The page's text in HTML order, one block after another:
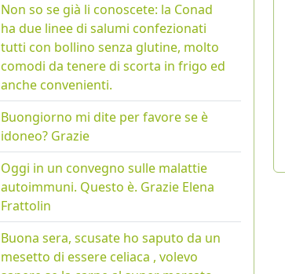
Non so se già li conoscete: la Conad
ha due linee di salumi confezionati
tutti con bollino senza glutine, molto
comodi da tenere di scorta in frigo ed
anche convenienti.
Buongiorno mi dite per favore se è
idoneo? Grazie
Oggi in un convegno sulle malattie
autoimmuni. Questo è. Grazie Elena
Frattolin
Buona sera, scusate ho saputo da un
mesetto di essere celiaca , volevo